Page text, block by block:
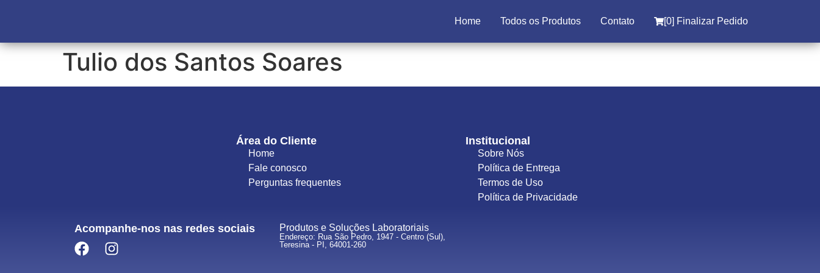
Home Todos os Produtos Contato [0] Finalizar Pedido
Tulio dos Santos Soares
Área do Cliente
Home
Fale conosco
Perguntas frequentes
Institucional
Sobre Nós
Política de Entrega
Termos de Uso
Política de Privacidade
Acompanhe-nos nas redes sociais Produtos e Soluções Laboratoriais
Endereço: Rua São Pedro, 1947 - Centro (Sul),
Teresina - PI, 64001-260